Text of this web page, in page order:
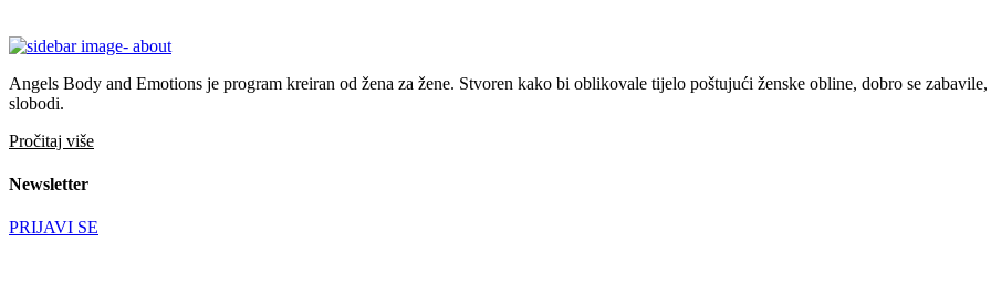
Angels Body and Emotions je program kreiran od žena za žene. Stvoren kako bi oblikovale tijelo poštujući ženske obline, dobro se
slobodi.
Pročitaj više
Newsletter
PRIJAVI SE